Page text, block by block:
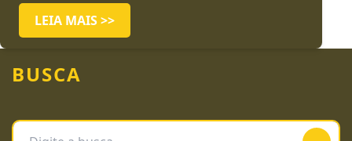
LEIA MAIS >>
BUSCA